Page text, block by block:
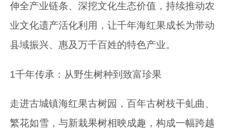
伸全产业链条、深挖文化生态价值，持续推动农
业文化遗产活化利用，让千年海红果成长为带动
县域振兴、惠及万千百姓的特色产业。
1千年传承：从野生树种到致富珍果
走进古城镇海红果古树园，百年古树枝干虬曲、
繁花如雪，与新栽果树相映成趣，构成一幅跨越